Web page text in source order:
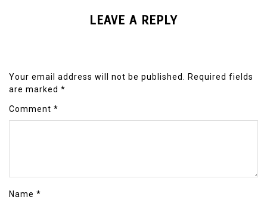
LEAVE A REPLY
Your email address will not be published.
Required fields
are marked *
Comment *
Name *